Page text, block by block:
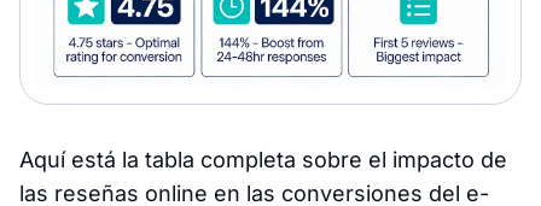
Aquí está la tabla completa sobre el impacto de
las reseñas online en las conversiones del e-